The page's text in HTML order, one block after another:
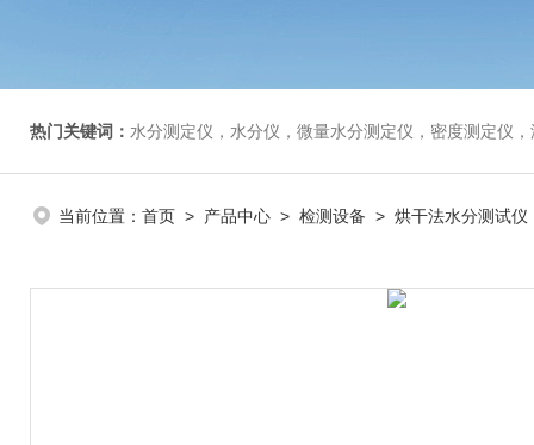
热门关键词： 水分测定仪，水分仪，微量水分测定仪，密度测定仪
当前位置： 首页 > 产品中心 > 检测设备 > 烘干法水分测试仪